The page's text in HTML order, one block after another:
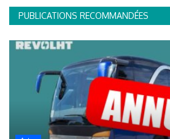
PUBLICATIONS RECOMMANDÉES